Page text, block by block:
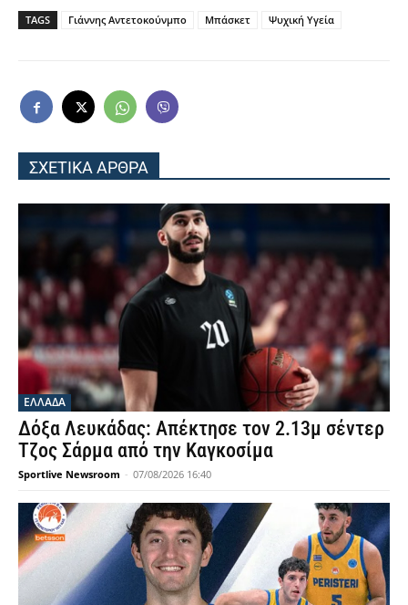
TAGS Γιάννης Αντετοκούνμπο Μπάσκετ Ψυχική Υγεία
ΣΧΕΤΙΚΑ ΑΡΘΡΑ
ΕΛΛΑΔΑ
Δόξα Λευκάδας: Απέκτησε τον 2.13μ σέντερ
Τζος Σάρμα από την Καγκοσίμα
Sportlive Newsroom - 07/08/2026 16:40